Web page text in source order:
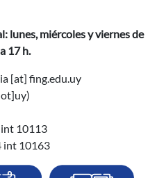
lunes, miércoles y viernes de
17 h.
[at] fing.edu.uy
10113
int 10163